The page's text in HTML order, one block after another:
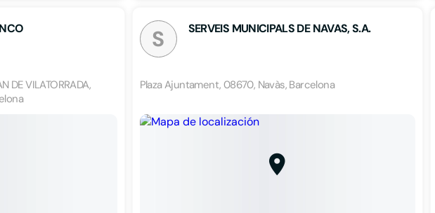
DE VILATORRADA,
S SERVEIS MUNICIPALS DE NAVAS, S.A.
Plaza Ajuntament, 08670, Navàs, Barcelona